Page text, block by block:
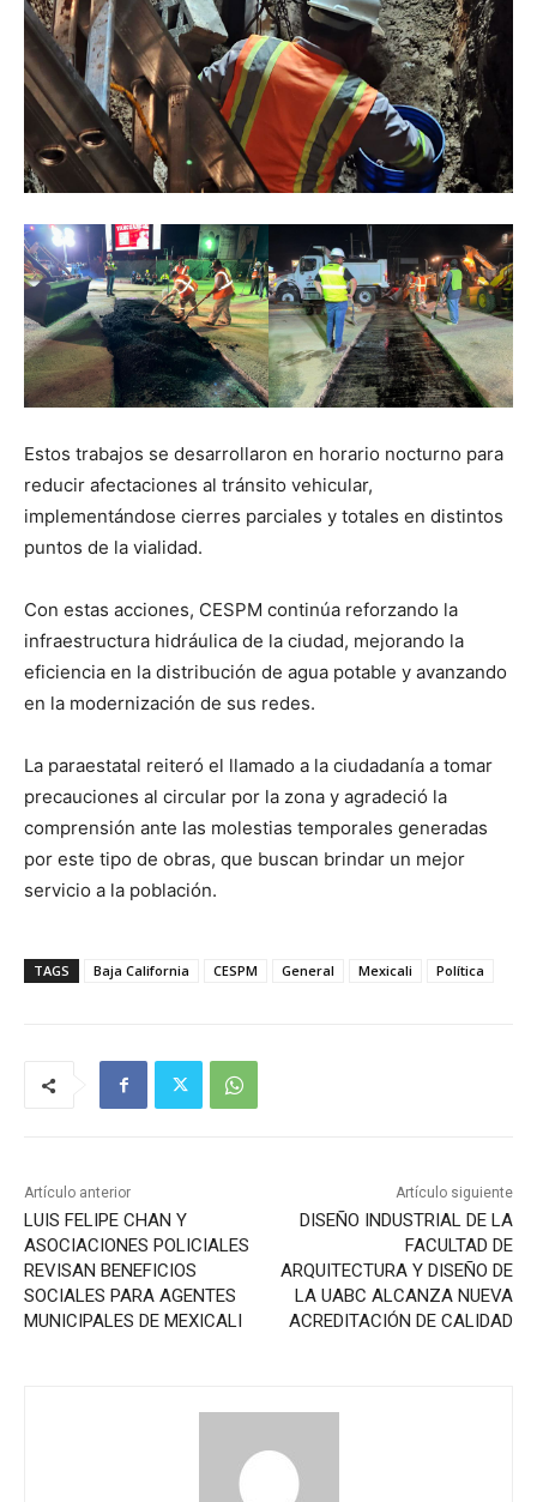
Estos trabajos se desarrollaron en horario nocturno para
reducir afectaciones al tránsito vehicular,
implementándose cierres parciales y totales en distintos
puntos de la vialidad.
Con estas acciones, CESPM continúa reforzando la
infraestructura hidráulica de la ciudad, mejorando la
eficiencia en la distribución de agua potable y avanzando
en la modernización de sus redes.
La paraestatal reiteró el llamado a la ciudadanía a tomar
precauciones al circular por la zona y agradeció la
comprensión ante las molestias temporales generadas
por este tipo de obras, que buscan brindar un mejor
servicio a la población.
TAGS Baja California CESPM General Mexicali Política
Artículo anterior
LUIS FELIPE CHAN Y
ASOCIACIONES POLICIALES
REVISAN BENEFICIOS
SOCIALES PARA AGENTES
MUNICIPALES DE MEXICALI
Artículo siguiente
DISEÑO INDUSTRIAL DE LA
FACULTAD DE
ARQUITECTURA Y DISEÑO DE
LA UABC ALCANZA NUEVA
ACREDITACIÓN DE CALIDAD